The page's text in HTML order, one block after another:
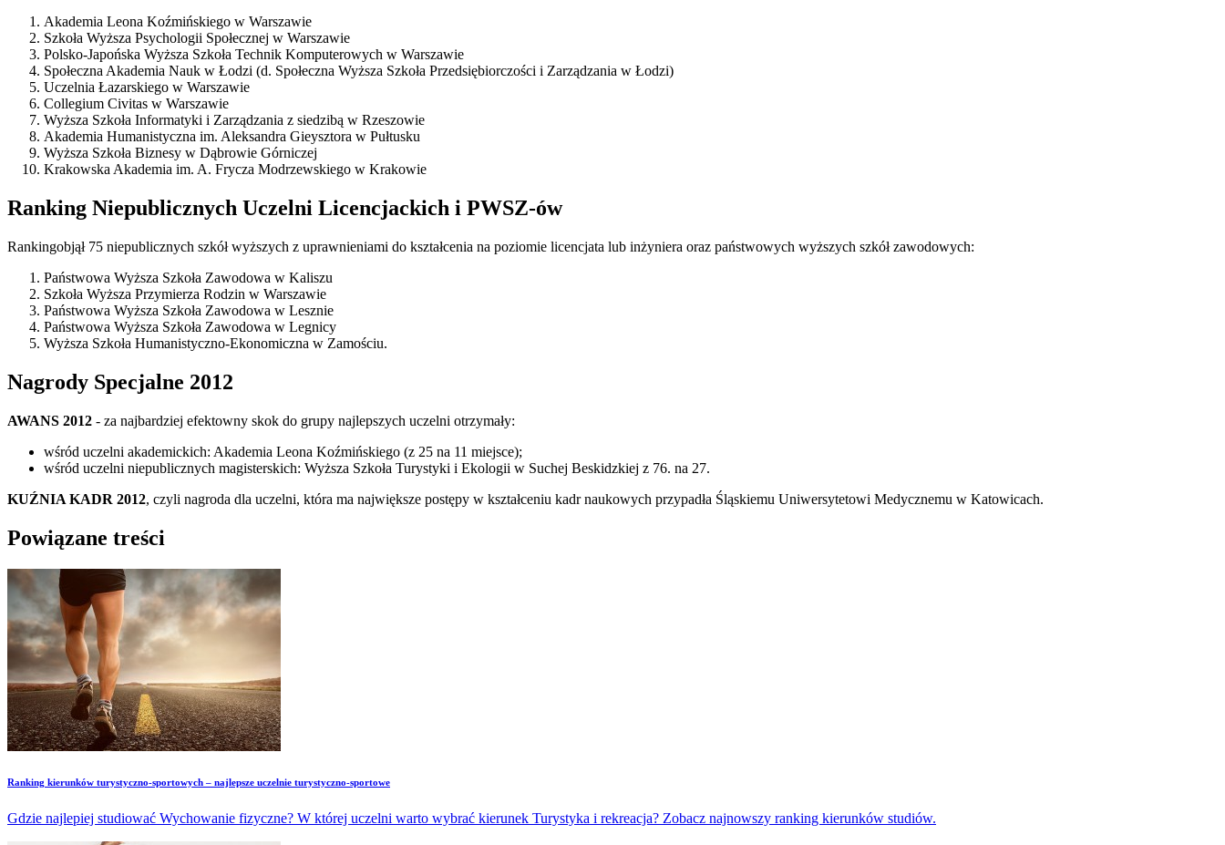
Akademia Leona Koźmińskiego w Warszawie
Szkoła Wyższa Psychologii Społecznej w Warszawie
Polsko-Japońska Wyższa Szkoła Technik Komputerowych w Warszawie
Społeczna Akademia Nauk w Łodzi (d. Społeczna Wyższa Szkoła Przedsiębiorczości i Zarządzania w Łodzi)
Uczelnia Łazarskiego w Warszawie
Collegium Civitas w Warszawie
Wyższa Szkoła Informatyki i Zarządzania z siedzibą w Rzeszowie
Akademia Humanistyczna im. Aleksandra Gieysztora w Pułtusku
Wyższa Szkoła Biznesy w Dąbrowie Górniczej
Krakowska Akademia im. A. Frycza Modrzewskiego w Krakowie
Ranking Niepublicznych Uczelni Licencjackich i PWSZ-ów
Rankingobjął 75 niepublicznych szkół wyższych z uprawnieniami do kształcenia na poziomie licencjata lub inżyniera oraz państwowych wyższych szkół zawodowych:
Państwowa Wyższa Szkoła Zawodowa w Kaliszu
Szkoła Wyższa Przymierza Rodzin w Warszawie
Państwowa Wyższa Szkoła Zawodowa w Lesznie
Państwowa Wyższa Szkoła Zawodowa w Legnicy
Wyższa Szkoła Humanistyczno-Ekonomiczna w Zamościu.
Nagrody Specjalne 2012
AWANS 2012 - za najbardziej efektowny skok do grupy najlepszych uczelni otrzymały:
wśród uczelni akademickich: Akademia Leona Koźmińskiego (z 25 na 11 miejsce);
wśród uczelni niepublicznych magisterskich: Wyższa Szkoła Turystyki i Ekologii w Suchej Beskidzkiej z 76. na 27.
KUŹNIA KADR 2012, czyli nagroda dla uczelni, która ma największe postępy w kształceniu kadr naukowych przypadła Śląskiemu Uniwersytetowi Medycznemu w Katowicach.
Powiązane treści
Ranking kierunków turystyczno-sportowych – najlepsze uczelnie turystyczno-sportowe
Gdzie najlepiej studiować Wychowanie fizyczne? W której uczelni warto wybrać kierunek Turystyka i rekreacja? Zobacz najnowszy ranking kierunków studiów.